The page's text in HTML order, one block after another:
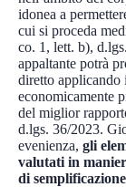
idonea a
cui si proceda
co. 1, lett. b),
appaltante potrà
diretto applicando
economicamente
del miglior
d.lgs. 36/2023.
evenienza, gli
valutati in
di